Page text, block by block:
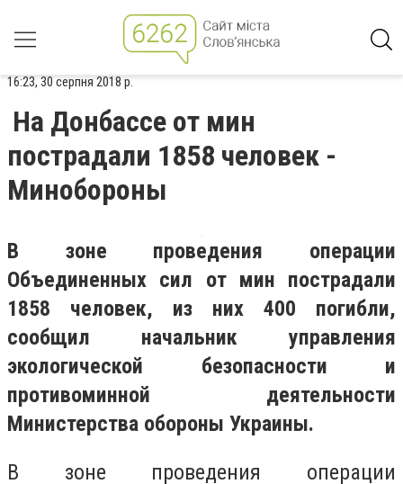
16:23, 30 серпня 2018 р.
На Донбассе от мин
пострадали 1858 человек -
Минобороны
В зоне проведения операции
Объединенных сил от мин пострадали
1858 человек, из них 400 погибли,
сообщил начальник управления
экологической безопасности и
противоминной деятельности
Министерства обороны Украины.
В зоне проведения операции